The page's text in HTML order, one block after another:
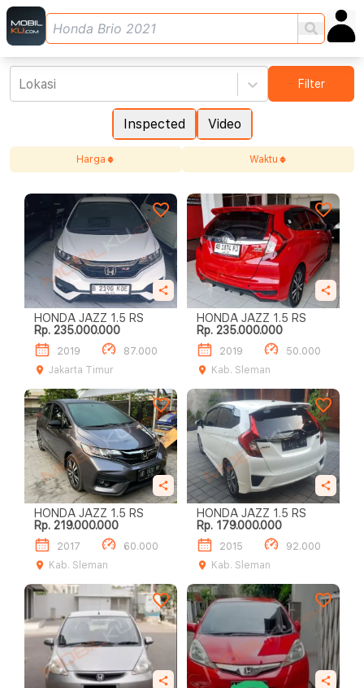
Inspected Video
Lokasi Filter
Harga Waktu
HONDA JAZZ 1.5 RS
Rp. 235.000.000
2019
87.000
Jakarta Timur
HONDA JAZZ 1.5 RS
Rp. 235.000.000
2019
50.000
Kab. Sleman
HONDA JAZZ 1.5 RS
Rp. 219.000.000
2017
60.000
Kab. Sleman
HONDA JAZZ 1.5 RS
Rp. 179.000.000
2015
92.000
Kab. Sleman